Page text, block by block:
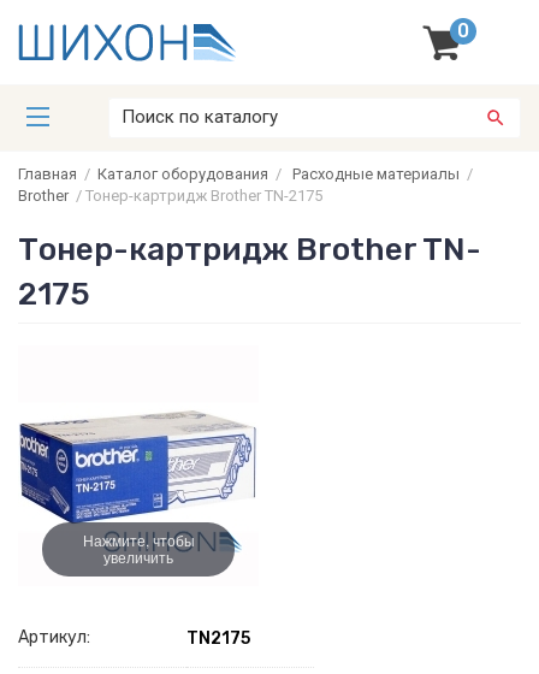
0
Главная / Каталог оборудования / Расходные материалы /
Brother/ Тонер-картридж Brother TN-2175
Тонер-картридж Brother TN-
2175
Нажмите, чтобы
увеличить
Артикул: TN2175